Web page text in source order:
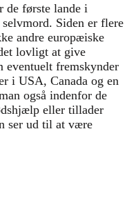
de første lande i
Siden er flere
andre europæiske
lovligt at give
eventuelt fremskynder
i USA, Canada og en
også indenfor de
eller tillader
ser ud til at være